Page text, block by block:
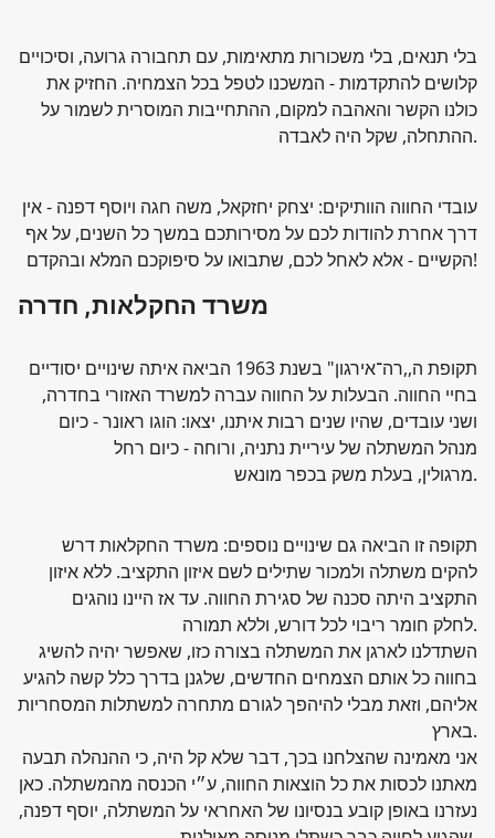
בלי תנאים, בלי משכורות מתאימות, עם תחבורה גרועה, וסיכויים
קלושים להתקדמות - המשכנו לטפל בכל הצמחיה. החזיק את
כולנו הקשר והאהבה למקום, ההתחייבות המוסרית לשמור על
ההתחלה, שקל היה לאבדה.
עובדי החווה הוותיקים: יצחק יחזקאל, משה חגה ויוסף דפנה - אין
דרך אחרת להודות לכם על מסירותכם במשך כל השנים, על אף
הקשיים - אלא לאחל לכם, שתבואו על סיפוקכם המלא ובהקדם!
משרד החקלאות, חדרה
תקופת ה,,רה־אירגון" בשנת 1963 הביאה איתה שינויים יסודיים
בחיי החווה. הבעלות על החווה עברה למשרד האזורי בחדרה,
ושני עובדים, שהיו שנים רבות איתנו, יצאו: הוגו ראונר - כיום
מנהל המשתלה של עיריית נתניה, ורוחה - כיום רחל
מרגולין, בעלת משק בכפר מונאש.
תקופה זו הביאה גם שינויים נוספים: משרד החקלאות דרש
להקים משתלה ולמכור שתילים לשם איזון התקציב. ללא איזון
התקציב היתה סכנה של סגירת החווה. עד אז היינו נוהגים
לחלק חומר ריבוי לכל דורש, וללא תמורה.
השתדלנו לארגן את המשתלה בצורה כזו, שאפשר יהיה להשיג
בחווה כל אותם הצמחים החדשים, שלגנן בדרך כלל קשה להגיע
אליהם, וזאת מבלי להיהפך לגורם מתחרה למשתלות המסחריות
בארץ.
אני מאמינה שהצלחנו בכך, דבר שלא קל היה, כי ההנהלה תבעה
מאתנו לכסות את כל הוצאות החווה, ע״י הכנסה מהמשתלה. כאן
נעזרנו באופן קובע בנסיונו של האחראי על המשתלה, יוסף דפנה,